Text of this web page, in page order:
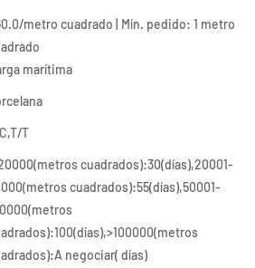
metro cuadrado | Mín. pedido: 1 metro
marítima
T
cuadrados):30(días),20001-
cuadrados):55(días),50001-
negociar( días)